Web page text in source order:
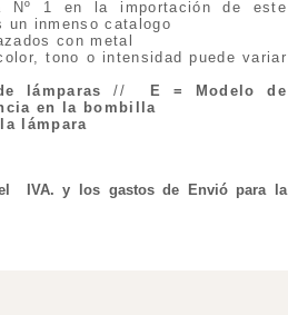
Nº 1 en la importación de este
un inmenso catalogo
con metal
tono o intensidad puede variar
lámparas//
E = Modelo de
en la bombilla
lámpara
IVA. y los gastos de Envió para la